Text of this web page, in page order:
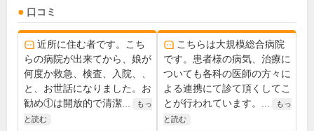
口コミ
近所に住む者です。こち
らの病院が出来てから、娘が
何度か救急、検査、入院、、
と、お世話になりました。お
勧め①は開放的で清潔...
もっ
と読む
こちらは大規模総合病院
です。患者様の病気、治療に
ついても各科の医師の方々に
よる連携にて診て頂くしてこ
とが行われています。...
もっ
と読む